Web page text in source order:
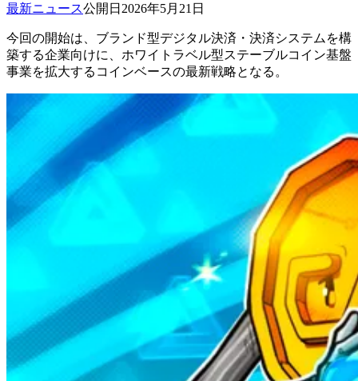
最新ニュース公開日 2026年5月21日
今回の開始は、ブランド型デジタル決済・決済システムを構
築する企業向けに、ホワイトラベル型ステーブルコイン基盤
事業を拡大するコインベースの最新戦略となる。